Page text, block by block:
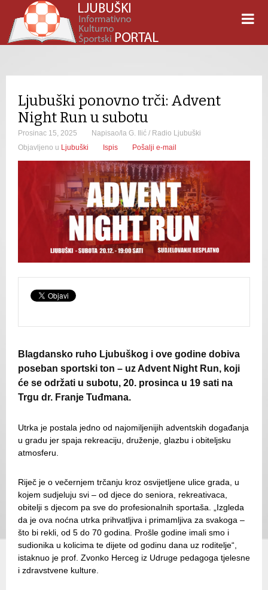
Ljubuški ponovno trči: Advent
Night Run u subotu
Prosinac 15, 2025
Napisao/la G. Ilić / Radio Ljubuški
Objavljeno u Ljubuški Ispis Pošalji e-mail
Blagdansko ruho Ljubuškog i ove godine dobiva
poseban sportski ton – uz Advent Night Run, koji
će se održati u subotu, 20. prosinca u 19 sati na
Trgu dr. Franje Tuđmana.
Utrka je postala jedno od najomiljenijih adventskih događanja
u gradu jer spaja rekreaciju, druženje, glazbu i obiteljsku
atmosferu.
Riječ je o večernjem trčanju kroz osvijetljene ulice grada, u
kojem sudjeluju svi – od djece do seniora, rekreativaca,
obitelji s djecom pa sve do profesionalnih sportaša. „Izgleda
da je ova noćna utrka prihvatljiva i primamljiva za svakoga –
što bi rekli, od 5 do 70 godina. Prošle godine imali smo i
sudionika u kolicima te dijete od godinu dana uz roditelje“,
istaknuo je prof. Zvonko Herceg iz Udruge pedagoga tjelesne
i zdravstvene kulture.